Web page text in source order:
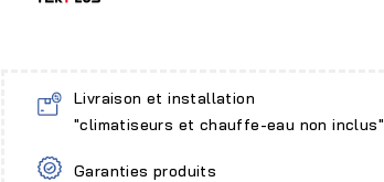
Livraison et installation
"climatiseurs et chauffe-eau non inclus"
Garanties produits